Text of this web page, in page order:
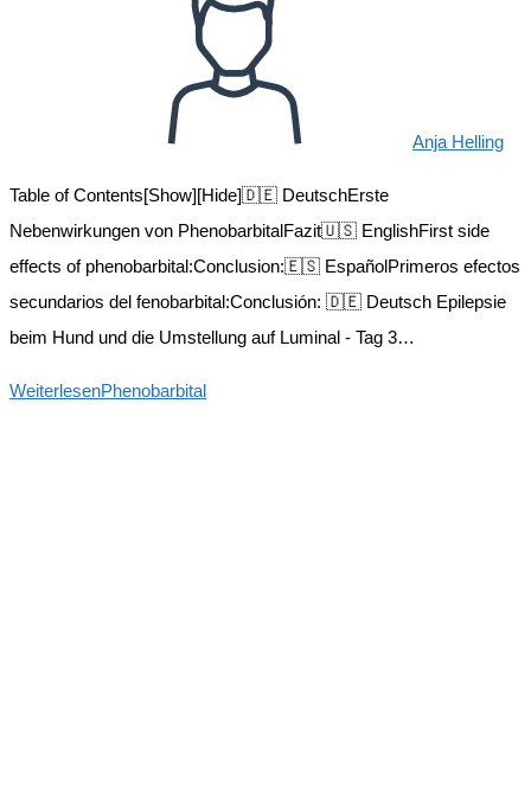
Anja Helling
Table of Contents[Show][Hide]🇩🇪 DeutschErste
Nebenwirkungen von PhenobarbitalFazit🇺🇸 EnglishFirst side
effects of phenobarbital:Conclusion:🇪🇸 EspañolPrimeros efectos
secundarios del fenobarbital:Conclusión: 🇩🇪 Deutsch Epilepsie
beim Hund und die Umstellung auf Luminal - Tag 3…
WeiterlesenPhenobarbital